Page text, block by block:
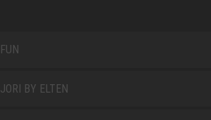
FUN
JORI BY ELTEN